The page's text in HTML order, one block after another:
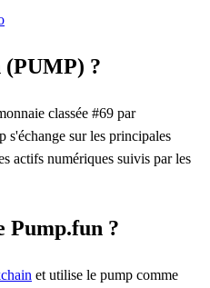
(PUMP) ?
classée #69 par
s'échange sur les principales
actifs numériques suivis par les
Pump.fun ?
et utilise le pump comme